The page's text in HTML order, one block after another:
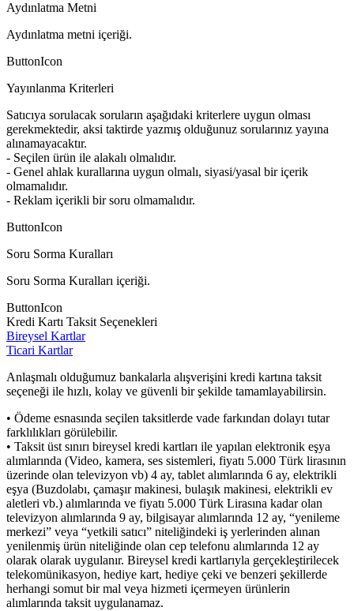
Aydınlatma Metni
Aydınlatma metni içeriği.
ButtonIcon
Yayınlanma Kriterleri
Satıcıya sorulacak soruların aşağıdaki kriterlere uygun olması
gerekmektedir, aksi taktirde yazmış olduğunuz sorularınız yayına
alınamayacaktır.
- Seçilen ürün ile alakalı olmalıdır.
- Genel ahlak kurallarına uygun olmalı, siyasi/yasal bir içerik
olmamalıdır.
- Reklam içerikli bir soru olmamalıdır.
ButtonIcon
Soru Sorma Kuralları
Soru Sorma Kuralları içeriği.
ButtonIcon
Kredi Kartı Taksit Seçenekleri
Bireysel Kartlar
Ticari Kartlar
Anlaşmalı olduğumuz bankalarla alışverişini kredi kartına taksit
seçeneği ile hızlı, kolay ve güvenli bir şekilde tamamlayabilirsin.
• Ödeme esnasında seçilen taksitlerde vade farkından dolayı tutar
farklılıkları görülebilir.
• Taksit üst sınırı bireysel kredi kartları ile yapılan elektronik eşya
alımlarında (Video, kamera, ses sistemleri, fiyatı 5.000 Türk lirasının
üzerinde olan televizyon vb) 4 ay, tablet alımlarında 6 ay, elektrikli
eşya (Buzdolabı, çamaşır makinesi, bulaşık makinesi, elektrikli ev
aletleri vb.) alımlarında ve fiyatı 5.000 Türk Lirasına kadar olan
televizyon alımlarında 9 ay, bilgisayar alımlarında 12 ay, “yenileme
merkezi” veya “yetkili satıcı” niteliğindeki iş yerlerinden alınan
yenilenmiş ürün niteliğinde olan cep telefonu alımlarında 12 ay
olarak olarak uygulanır. Bireysel kredi kartlarıyla gerçekleştirilecek
telekomünikasyon, hediye kart, hediye çeki ve benzeri şekillerde
herhangi somut bir mal veya hizmeti içermeyen ürünlerin
alımlarında taksit uygulanamaz.